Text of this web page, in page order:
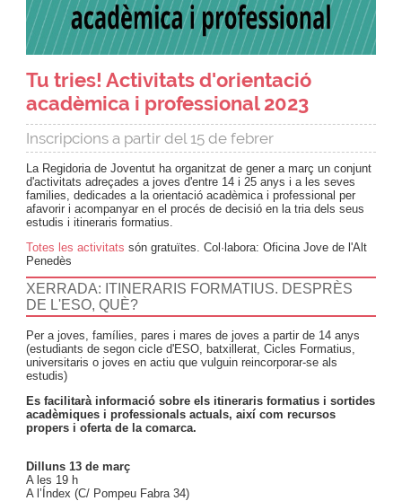
Tu tries! Activitats d'orientació
acadèmica i professional 2023
Inscripcions a partir del 15 de febrer
La Regidoria de Joventut ha organitzat de gener a març un conjunt
d'activitats adreçades a joves d'entre 14 i 25 anys i a les seves
families, dedicades a la orientació acadèmica i professional per
afavorir i acompanyar en el procés de decisió en la tria dels seus
estudis i itineraris formatius.
Totes les activitats són gratuïtes. Col·labora: Oficina Jove de l'Alt
Penedès
XERRADA: ITINERARIS FORMATIUS. DESPRÈS
DE L'ESO, QUÈ?
Per a joves, famílies, pares i mares de joves a partir de 14 anys
(estudiants de segon cicle d'ESO, batxillerat, Cicles Formatius,
universitaris o joves en actiu que vulguin reincorporar-se als
estudis)
Es facilitarà informació sobre els itineraris formatius i sortides
acadèmiques i professionals actuals, així com recursos
propers i oferta de la comarca.
Dilluns 13 de març
A les 19 h
A l’Índex (C/ Pompeu Fabra 34)